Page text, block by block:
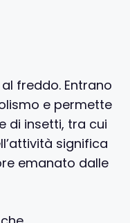
freddo. Entrano
e permette
di insetti, tra cui
significa
emanato dalle